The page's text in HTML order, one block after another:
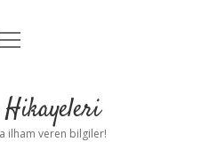
Uyarı
menüyü
ilham veren bilgiler!